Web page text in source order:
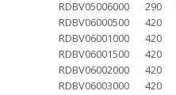
RDBV05006000
290
RDBV06000500
420
RDBV06001000
420
RDBV06001500
420
RDBV06002000
420
RDBV06003000
420